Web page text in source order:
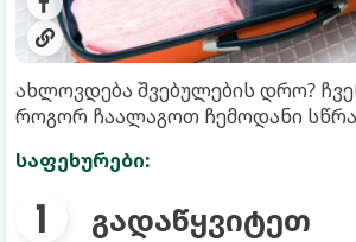
ახლოვდება შვებულების დრო?
როგორ ჩაალაგოთ ჩემოდანი
საფეხურები:
გადაწყვიტეთ